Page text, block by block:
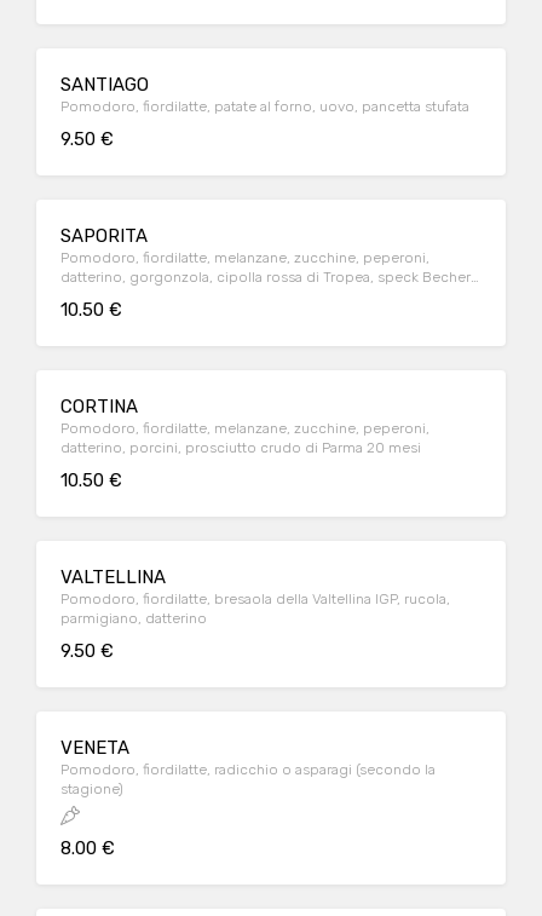
SANTIAGO
Pomodoro, fiordilatte, patate al forno, uovo, pancetta stufata
9.50 €
SAPORITA
Pomodoro, fiordilatte, melanzane, zucchine, peperoni,
datterino, gorgonzola, cipolla rossa di Tropea, speck Becher 5
10.50 €
CORTINA
Pomodoro, fiordilatte, melanzane, zucchine, peperoni,
datterino, porcini, prosciutto crudo di Parma 20 mesi
10.50 €
VALTELLINA
Pomodoro, fiordilatte, bresaola della Valtellina IGP, rucola,
parmigiano, datterino
9.50 €
VENETA
Pomodoro, fiordilatte, radicchio o asparagi (secondo la
stagione)
8.00 €